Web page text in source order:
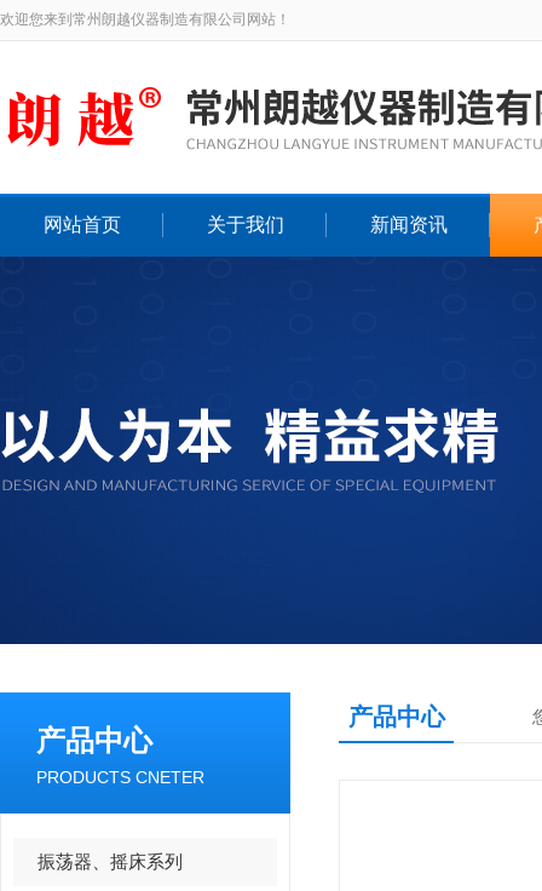
欢迎您来到常州朗越仪器制造有限公司网站！
网站首页 关于我们 新闻资讯
产品中心
PRODUCTS CNETER
振荡器、摇床系列
产品中心